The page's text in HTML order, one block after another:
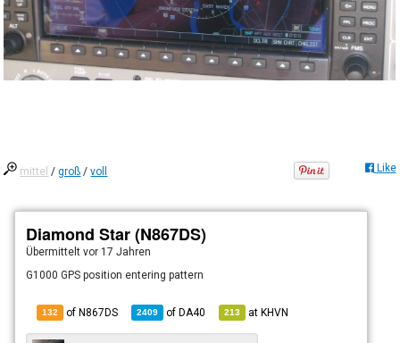
mittel /groß /voll Like
Diamond Star (N867DS)
Übermitteltvor 17 Jahren
G1000 GPS position entering pattern
132 of N867DS 2409 ofDA40 213 atKHVN